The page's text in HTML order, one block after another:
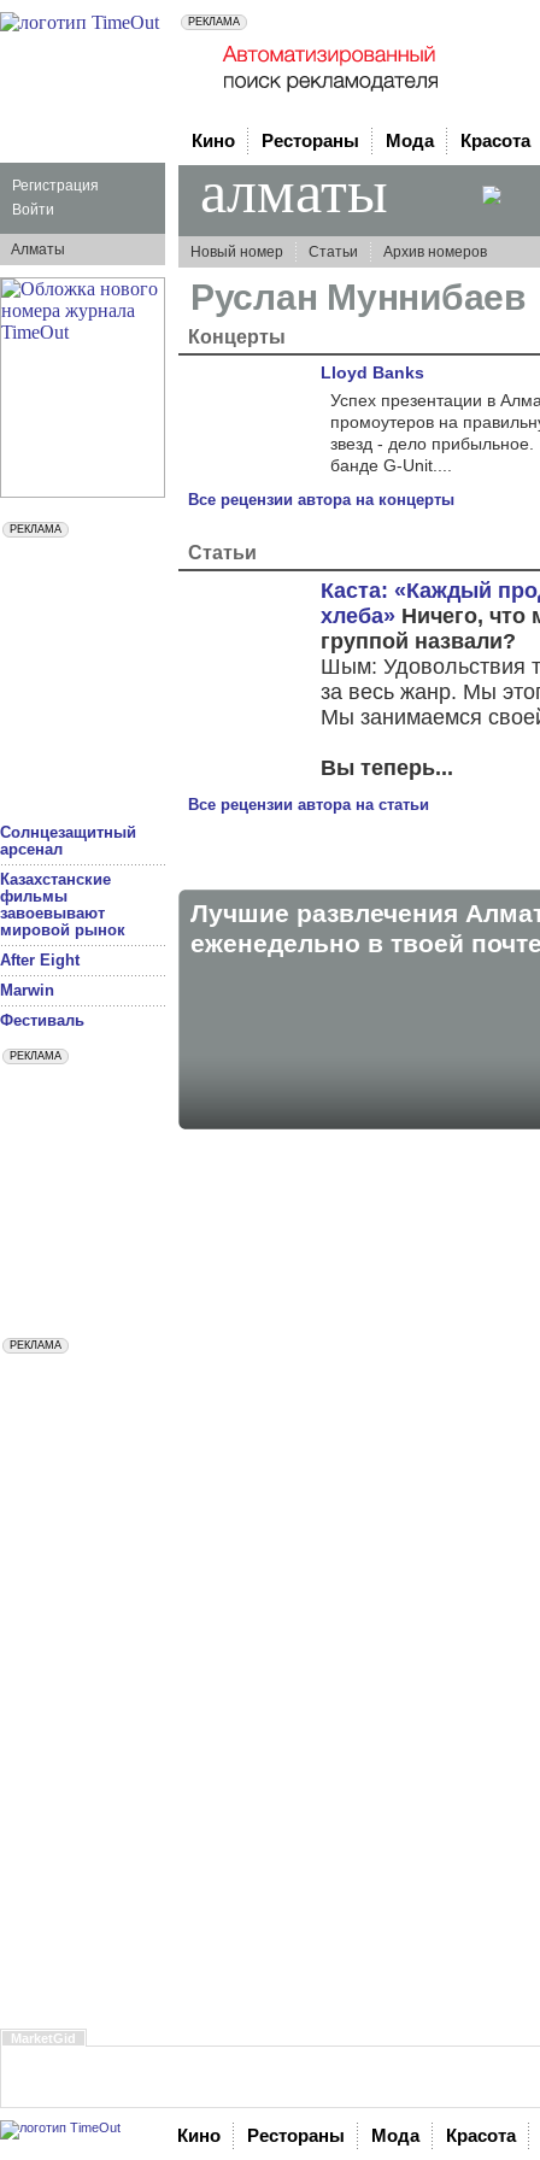
Регистрация
Войти
Алматы
Солнцезащитный
арсенал
Казахстанские
фильмы
завоевывают
мировой рынок
After Eight
Marwin
Фестиваль
Кино Рестораны Мода Красота
алматы
Новый номер Статьи Архив номеров
Руслан Муннибаев
Концерты
Lloyd Banks
Успех презентации в
промоутеров на
звезд - дело
банде G-Unit....
Все рецензии автора на концерты
Статьи
Каста: «Каждый
хлеба» Ничего, что
группой назвали?
Шым: Удовольствия
за весь жанр. Мы
Мы занимаемся
Вы теперь...
Все рецензии автора на статьи
Лучшие развлечения
eженедельно в твоей
MarketGid
Кино Рестораны Мода Красота